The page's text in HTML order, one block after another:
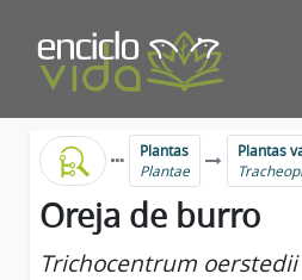
Plantas
Plantae
Plantas
Oreja de burro
Trichocentrum oerstedii